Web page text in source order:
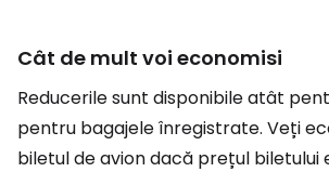
Cât de mult voi economisi
Reducerile sunt disponibile atât
pentru bagajele înregistrate. Veți
biletul de avion dacă prețul biletului